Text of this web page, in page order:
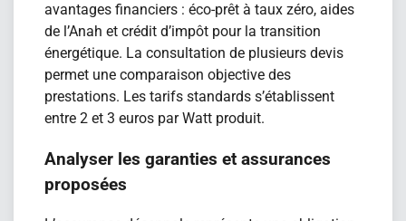
avantages financiers : éco-prêt à taux zéro, aides
de l’Anah et crédit d’impôt pour la transition
énergétique. La consultation de plusieurs devis
permet une comparaison objective des
prestations. Les tarifs standards s’établissent
entre 2 et 3 euros par Watt produit.
Analyser les garanties et assurances
proposées